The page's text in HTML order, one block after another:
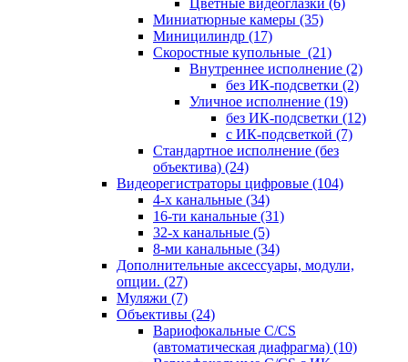
Цветные видеоглазки (6)
Миниатюрные камеры (35)
Миницилиндр (17)
Скоростные купольные (21)
Внутреннее исполнение (2)
без ИК-подсветки (2)
Уличное исполнение (19)
без ИК-подсветки (12)
с ИК-подсветкой (7)
Стандартное исполнение (без
объектива) (24)
Видеорегистраторы цифровые (104)
4-х канальные (34)
16-ти канальные (31)
32-х канальные (5)
8-ми канальные (34)
Дополнительные аксессуары, модули,
опции. (27)
Муляжи (7)
Объективы (24)
Вариофокальные C/CS
(автоматическая диафрагма) (10)